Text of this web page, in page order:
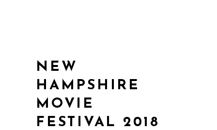
NEW
HAMPSHIRE
MOVIE
FESTIVAL 2018